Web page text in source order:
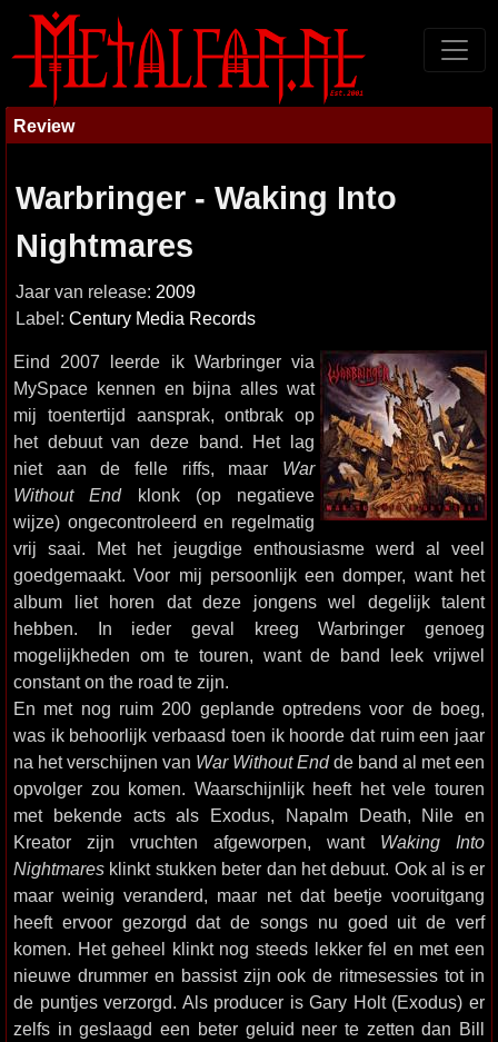
Review
Warbringer - Waking Into
Nightmares
Jaar van release: 2009
Label: Century Media Records
Eind 2007 leerde ik Warbringer via
MySpace kennen en bijna alles wat
mij toentertijd aansprak, ontbrak op
het debuut van deze band. Het lag
niet aan de felle riffs, maar War
Without Endklonk (op negatieve
wijze) ongecontroleerd en regelmatig
vrij saai. Met het jeugdige enthousiasme werd al veel
goedgemaakt. Voor mij persoonlijk een domper, want het
album liet horen dat deze jongens wel degelijk talent
hebben. In ieder geval kreeg Warbringer genoeg
mogelijkheden om te touren, want de band leek vrijwel
constant on the road te zijn.
En met nog ruim 200 geplande optredens voor de boeg,
was ik behoorlijk verbaasd toen ik hoorde dat ruim een jaar
na het verschijnen van War Without Endde band al met een
opvolger zou komen. Waarschijnlijk heeft het vele touren
met bekende acts als Exodus, Napalm Death, Nile en
Kreator zijn vruchten afgeworpen, want Waking Into
Nightmares klinkt stukken beter dan het debuut. Ook al is er
maar weinig veranderd, maar net dat beetje vooruitgang
heeft ervoor gezorgd dat de songs nu goed uit de verf
komen. Het geheel klinkt nog steeds lekker fel en met een
nieuwe drummer en bassist zijn ook de ritmesessies tot in
de puntjes verzorgd. Als producer is Gary Holt (Exodus) er
zelfs in geslaagd een beter geluid neer te zetten dan Bill